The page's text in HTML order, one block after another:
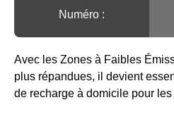
Numéro :
Avec les Zones à Faibles
plus répandues, il devient
de recharge à domicile pour